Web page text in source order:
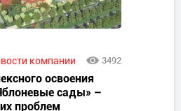
компании 3492
освоения
сады» –
проблем